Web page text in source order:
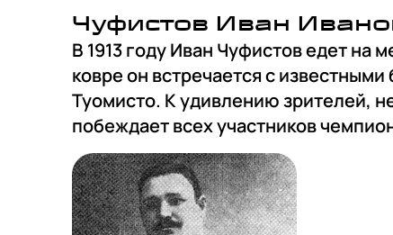
Чуфистов Иван
В 1913 году Иван Чуфистов едет
ковре он встречается с
Туомисто. К удивлению зрителей,
побеждает всех участников